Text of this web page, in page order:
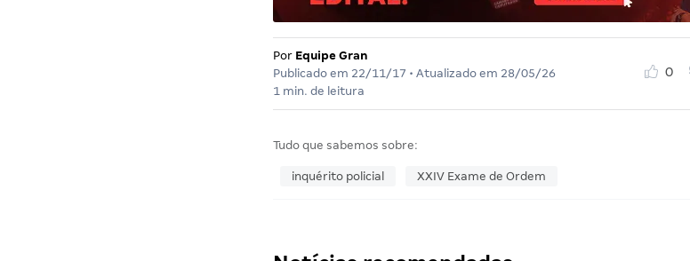
Por Equipe Gran
Publicado em 22/11/17 • Atualizado em 28/05/26
1 min. de leitura
0
Tudo que sabemos sobre:
inquérito policial XXIV Exame de Ordem